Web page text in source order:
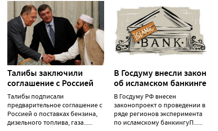
Талибы заключили
соглашение с Россией
Талибы подписали
предварительное соглашение с
Россией о поставках бензина,
дизельного топлива, газа......
В Госдуму внесли закон
об исламском банкинге
В Госдуму РФ внесен
законопроект о проведении в
ряде регионов эксперимента
по исламскому банкингуП......